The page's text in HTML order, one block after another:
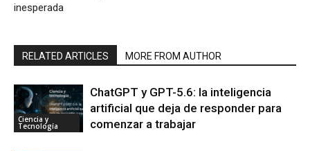
inesperada
RELATED ARTICLES MORE FROM AUTHOR
Ciencia y
Tecnología
ChatGPT y GPT-5.6: la inteligencia
artificial que deja de responder para
comenzar a trabajar